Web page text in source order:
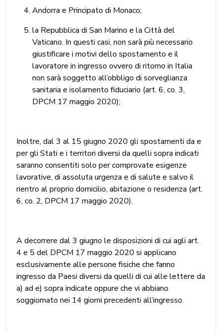
Andorra e Principato di Monaco;
la Repubblica di San Marino e la Città del
Vaticano. In questi casi, non sarà più necessario
giustificare i motivi dello spostamento e il
lavoratore in ingresso ovvero di ritorno in Italia
non sarà soggetto all’obbligo di sorveglianza
sanitaria e isolamento fiduciario (art. 6, co. 3,
DPCM 17 maggio 2020);
Inoltre, dal 3 al 15 giugno 2020 gli spostamenti da e
per gli Stati e i territori diversi da quelli sopra indicati
saranno consentiti solo per comprovate esigenze
lavorative, di assoluta urgenza e di salute e salvo il
rientro al proprio domicilio, abitazione o residenza (art.
6, co. 2, DPCM 17 maggio 2020).
A decorrere dal 3 giugno le disposizioni di cui agli art.
4 e 5 del DPCM 17 maggio 2020 si applicano
esclusivamente alle persone fisiche che fanno
ingresso da Paesi diversi da quelli di cui alle lettere da
a) ad e) sopra indicate oppure che vi abbiano
soggiornato nei 14 giorni precedenti all’ingresso.